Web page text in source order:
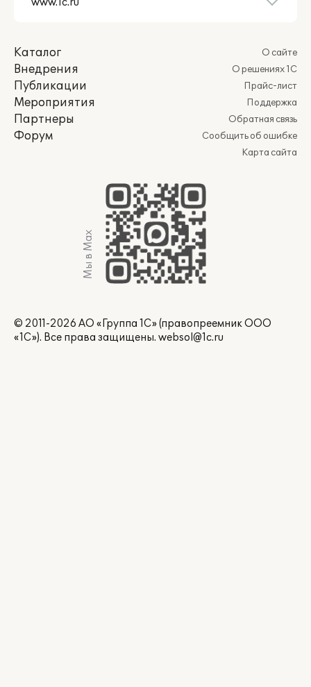
Каталог
Внедрения
Публикации
Мероприятия
Партнеры
Форум
О сайте
О решениях 1С
Прайс-лист
Поддержка
Обратная связь
Сообщить об ошибке
Карта сайта
Мы в Max
© 2011-2026 АО «Группа 1С» (правопреемник ООО
«1С»). Все права защищены. websol@1c.ru